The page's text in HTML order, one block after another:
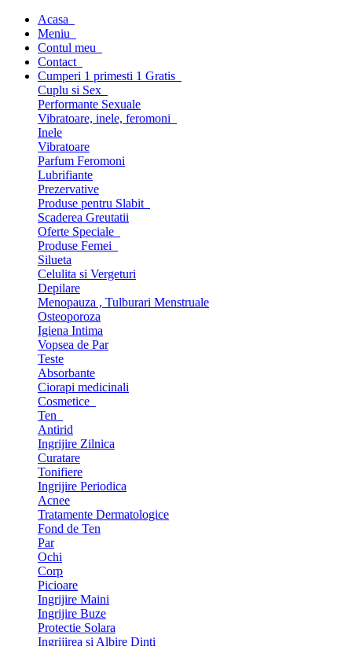
Acasa
Meniu
Contul meu
Contact
Cumperi 1 primesti 1 Gratis
Cuplu si Sex
Performante Sexuale
Vibratoare, inele, feromoni
Inele
Vibratoare
Parfum Feromoni
Lubrifiante
Prezervative
Produse pentru Slabit
Scaderea Greutatii
Oferte Speciale
Produse Femei
Silueta
Celulita si Vergeturi
Depilare
Menopauza , Tulburari Menstruale
Osteoporoza
Igiena Intima
Vopsea de Par
Teste
Absorbante
Ciorapi medicinali
Cosmetice
Ten
Antirid
Ingrijire Zilnica
Curatare
Tonifiere
Ingrijire Periodica
Acnee
Tratamente Dermatologice
Fond de Ten
Par
Ochi
Corp
Picioare
Ingrijire Maini
Ingrijire Buze
Protectie Solara
Ingrijirea si Albire Dinti